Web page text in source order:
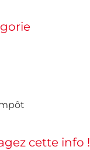
cette info !